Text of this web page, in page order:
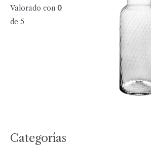
Valorado con 0
de 5
Categorías